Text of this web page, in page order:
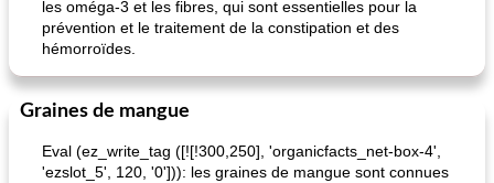
les oméga-3 et les fibres, qui sont essentielles pour la
prévention et le traitement de la constipation et des
hémorroïdes.
Graines de mangue
Eval (ez_write_tag ([![!300,250], 'organicfacts_net-box-4',
'ezslot_5', 120, '0'])): les graines de mangue sont connues